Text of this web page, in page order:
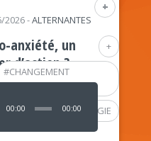
+
+
#CHANGEMENT
CLIMATIQUE
#PSYCHOLOGIE
2026-ALTERNANTES
anxiété, un
d’action ?
00:00 00:00